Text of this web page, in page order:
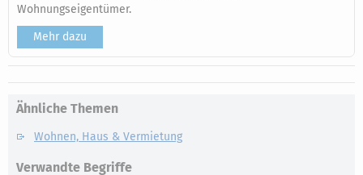
Wohnungseigentümer.
Mehr dazu
Ähnliche Themen
Wohnen, Haus & Vermietung
Verwandte Begriffe